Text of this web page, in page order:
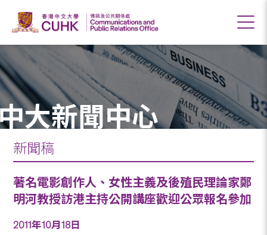
大新聞中心
新聞稿
著名電影創作人、女性主義及後殖民理論家鄭
明河教授訪港主持公開講座歡迎公眾報名參加
2011年10月18日